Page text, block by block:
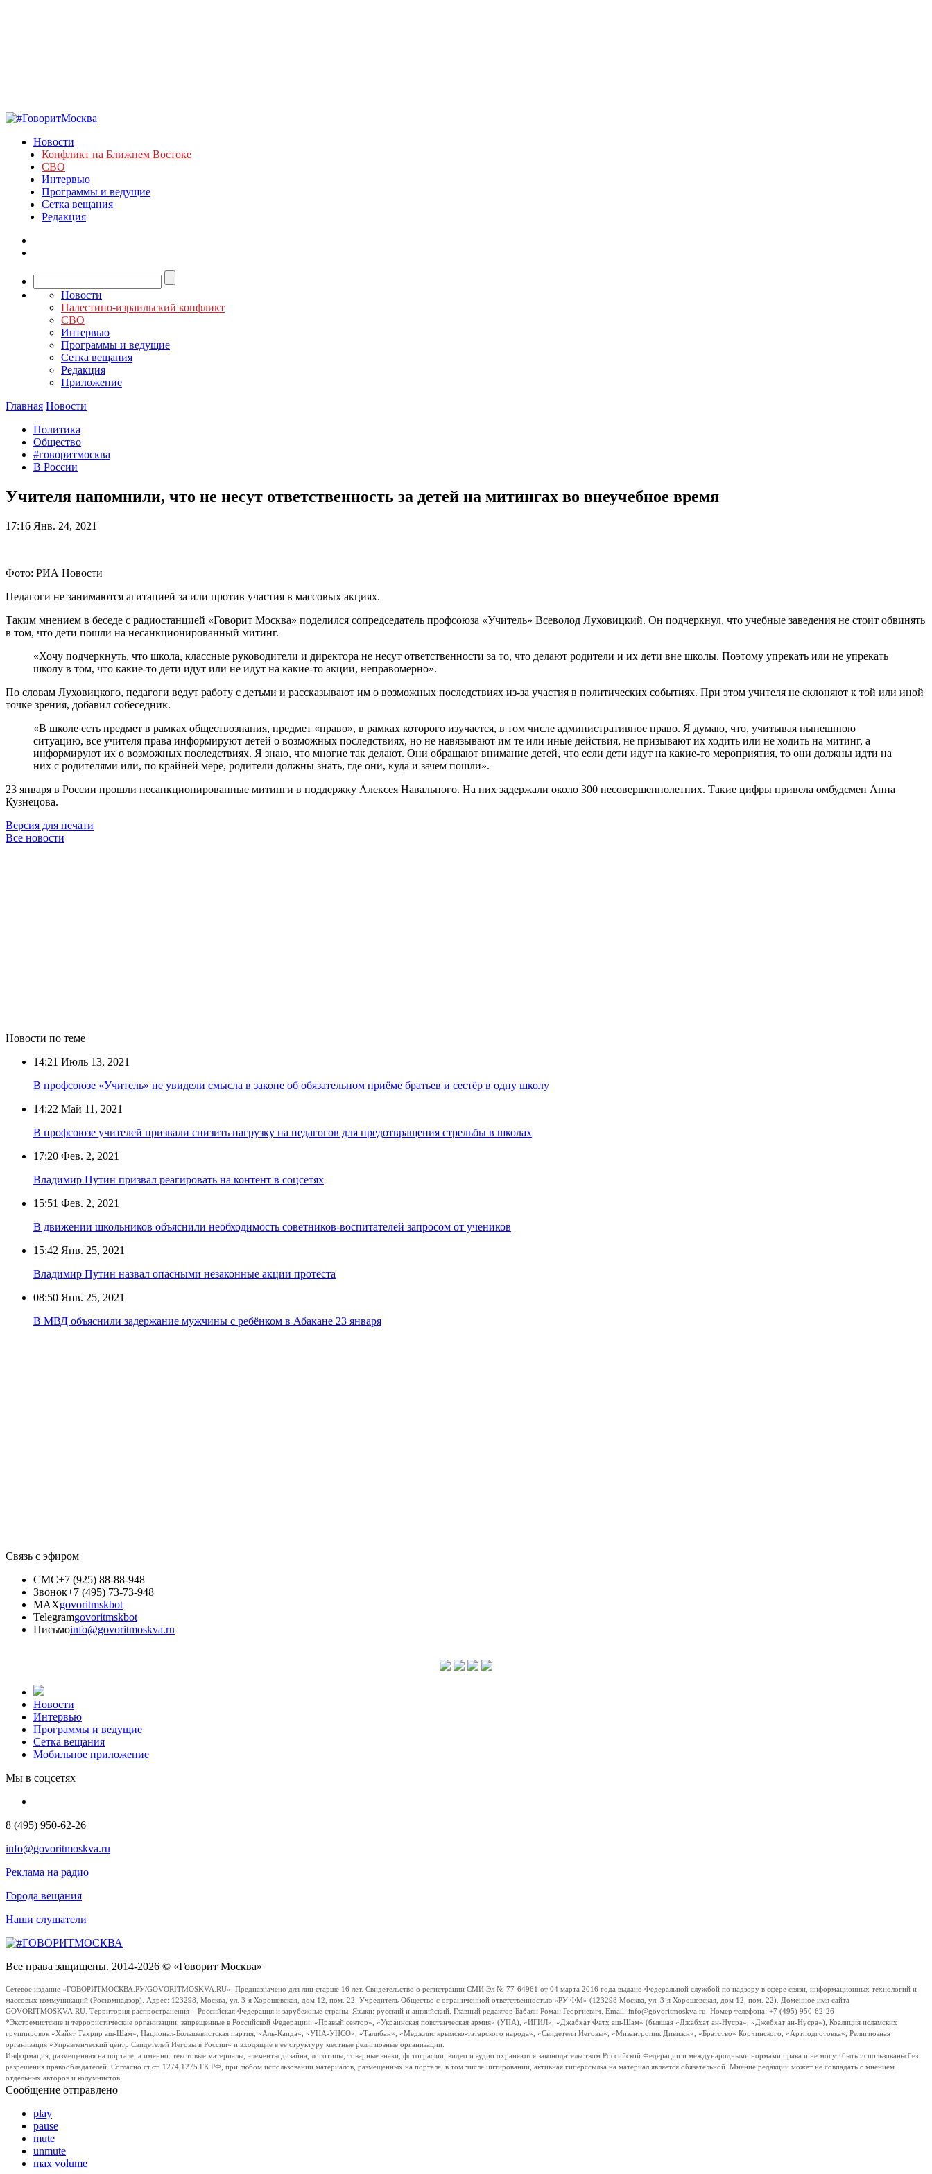
Новости
Конфликт на Ближнем Востоке
СВО
Интервью
Программы и ведущие
Сетка вещания
Редакция
Новости
Палестино-израильский конфликт
СВО
Интервью
Программы и ведущие
Сетка вещания
Редакция
Приложение
Главная Новости
Политика
Общество
#говоритмосква
В России
Учителя напомнили, что не несут ответственность за детей на митингах во внеучебное время
17:16 Янв. 24, 2021
Фото: РИА Новости
Педагоги не занимаются агитацией за или против участия в массовых акциях.
Таким мнением в беседе с радиостанцией «Говорит Москва» поделился сопредседатель профсоюза «Учитель» Всеволод Луховицкий. Он подчеркнул, что учебные заведения не стоит обвинять
в том, что дети пошли на несанкционированный митинг.
«Хочу подчеркнуть, что школа, классные руководители и директора не несут ответственности за то, что делают родители и их дети вне школы. Поэтому упрекать или не упрекать
школу в том, что какие-то дети идут или не идут на какие-то акции, неправомерно».
По словам Луховицкого, педагоги ведут работу с детьми и рассказывают им о возможных последствиях из-за участия в политических событиях. При этом учителя не склоняют к той или иной
точке зрения, добавил собеседник.
«В школе есть предмет в рамках обществознания, предмет «право», в рамках которого изучается, в том числе административное право. Я думаю, что, учитывая нынешнюю
ситуацию, все учителя права информируют детей о возможных последствиях, но не навязывают им те или иные действия, не призывают их ходить или не ходить на митинг, а
информируют их о возможных последствиях. Я знаю, что многие так делают. Они обращают внимание детей, что если дети идут на какие-то мероприятия, то они должны идти на
них с родителями или, по крайней мере, родители должны знать, где они, куда и зачем пошли».
23 января в России прошли несанкционированные митинги в поддержку Алексея Навального. На них задержали около 300 несовершеннолетних. Такие цифры привела омбудсмен Анна
Кузнецова.
Версия для печати
Все новости
Новости по теме
14:21 Июль 13, 2021
В профсоюзе «Учитель» не увидели смысла в законе об обязательном приёме братьев и сестёр в одну школу
14:22 Май 11, 2021
В профсоюзе учителей призвали снизить нагрузку на педагогов для предотвращения стрельбы в школах
17:20 Фев. 2, 2021
Владимир Путин призвал реагировать на контент в соцсетях
15:51 Фев. 2, 2021
В движении школьников объяснили необходимость советников-воспитателей запросом от учеников
15:42 Янв. 25, 2021
Владимир Путин назвал опасными незаконные акции протеста
08:50 Янв. 25, 2021
В МВД объяснили задержание мужчины с ребёнком в Абакане 23 января
Связь с эфиром
СМС+7 (925) 88-88-948
Звонок+7 (495) 73-73-948
MAXgovoritmskbot
Telegramgovoritmskbot
Письмоinfo@govoritmoskva.ru
Новости
Интервью
Программы и ведущие
Сетка вещания
Мобильное приложение
Мы в соцсетях
8 (495) 950-62-26
info@govoritmoskva.ru
Реклама на радио
Города вещания
Наши слушатели
Все права защищены. 2014-2026 © «Говорит Москва»
Сетевое издание «ГОВОРИТМОСКВА.РУ/GOVORITMOSKVA.RU». Предназначено для лиц старше 16 лет. Свидетельство о регистрации СМИ Эл № 77-64961 от 04 марта 2016 года выдано Федеральной службой по надзору в сфере связи, информационных технологий и
массовых коммуникаций (Роскомнадзор). Адрес: 123298, Москва, ул. 3-я Хорошевская, дом 12, пом. 22. Учредитель Общество с ограниченной ответственностью «РУ ФМ» (123298 Москва, ул. 3-я Хорошевская, дом 12, пом. 22). Доменное имя сайта
GOVORITMOSKVA.RU. Территория распространения – Российская Федерация и зарубежные страны. Языки: русский и английский. Главный редактор Бабаян Роман Георгиевич. Email: info@govoritmoskva.ru. Номер телефона: +7 (495) 950-62-26
*Экстремистские и террористические организации, запрещенные в Российской Федерации: «Правый сектор», «Украинская повстанческая армия» (УПА), «ИГИЛ», «Джабхат Фатх аш-Шам» (бывшая «Джабхат ан-Нусра», «Джебхат ан-Нусра»), Коалиция исламских
группировок «Хайят Тахрир аш-Шам», Национал-Большевистская партия, «Аль-Каида», «УНА-УНСО», «Талибан», «Меджлис крымско-татарского народа», «Свидетели Иеговы», «Мизантропик Дивижн», «Братство» Корчинского, «Артподготовка», Религиозная
организация «Управленческий центр Свидетелей Иеговы в России» и входящие в ее структуру местные религиозные организации.
Информация, размещенная на портале, а именно: текстовые материалы, элементы дизайна, логотипы, товарные знаки, фотографии, видео и аудио охраняются законодательством Российской Федерации и международными нормами права и не могут быть использованы без
разрешения правообладателей. Согласно ст.ст. 1274,1275 ГК РФ, при любом использовании материалов, размещенных на портале, в том числе цитировании, активная гиперссылка на материал является обязательной. Мнение редакции может не совпадать с мнением
отдельных авторов и колумнистов.
Сообщение отправлено
play
pause
mute
unmute
max volume